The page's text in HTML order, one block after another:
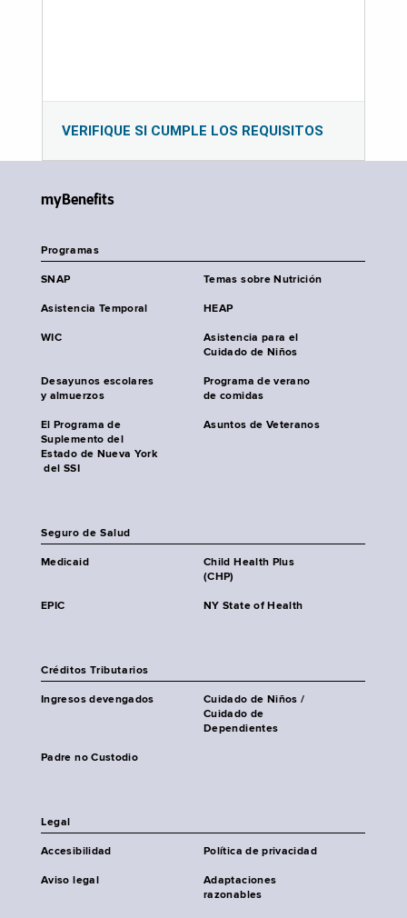
VERIFIQUE SI CUMPLE LOS REQUISITOS
myBenefits
Programas
SNAP Temas sobre Nutrición
Asistencia Temporal HEAP
WIC
Asistencia para el
Cuidado de Niños
Desayunos escolares
y almuerzos
Programa de verano
de comidas
El Programa de
Suplemento del
Estado de Nueva York
del SSI
Asuntos de Veteranos
Seguro de Salud
Medicaid
Child Health Plus
(CHP)
EPIC NY State of Health
Créditos Tributarios
Ingresos devengados
Cuidado de Niños /
Cuidado de
Dependientes
Padre no Custodio
Legal
Accesibilidad Política de privacidad
Aviso legal
Adaptaciones
razonables